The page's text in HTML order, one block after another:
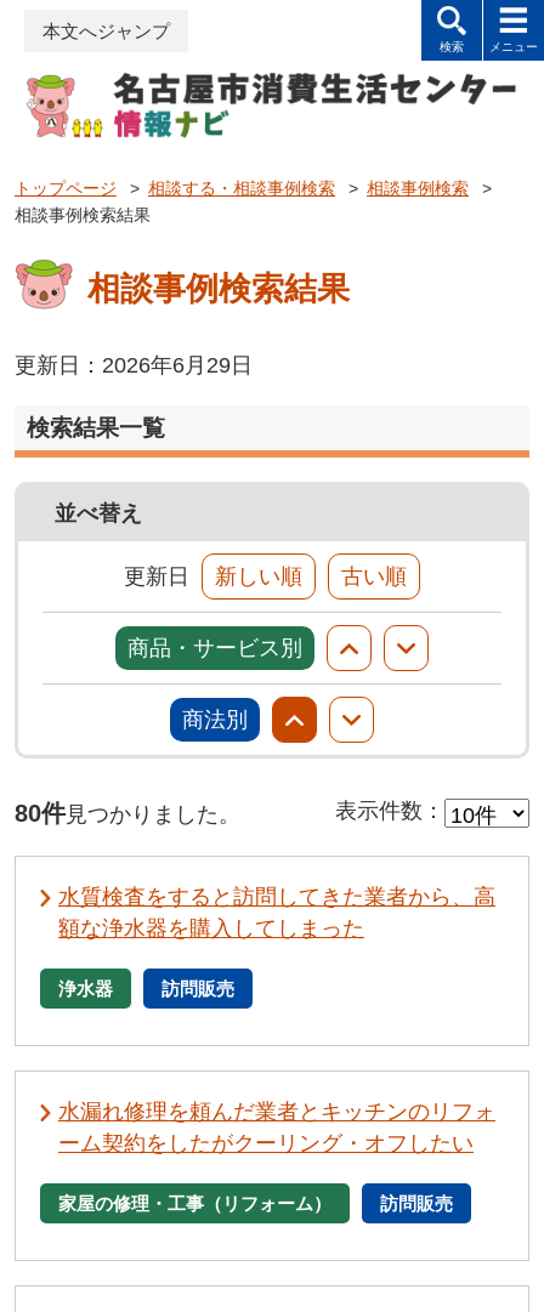
本文へジャンプ
トップページ > 相談する・相談事例検索 > 相談事例検索
>
相談事例検索結果
相談事例検索結果
更新日：2026年6月29日
検索結果一覧
並べ替え
更新日 新しい順 古い順
商品・サービス別
商法別
80件見つかりました。 表示件数 ：
水質検査をすると訪問してきた業者から、高
額な浄水器を購入してしまった
浄水器 訪問販売
水漏れ修理を頼んだ業者とキッチンのリフォ
ーム契約をしたがクーリング・オフしたい
家屋の修理・工事（リフォーム） 訪問販売